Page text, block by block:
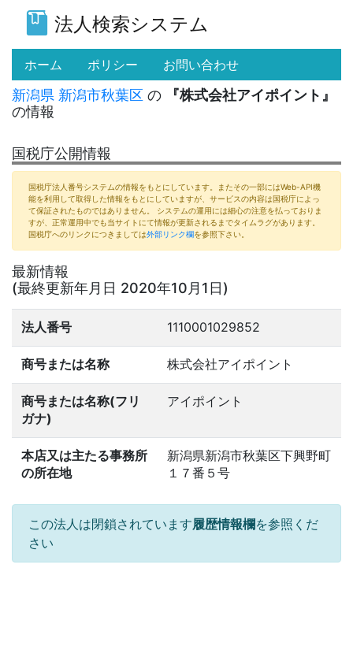
法人検索システム
ホーム (current)
ポリシー お問い合わせ
新潟県 新潟市秋葉区 の
『株式会社アイポイント』
の情報
国税庁公開情報
国税庁法人番号システムの情報をもとにしています。またその一部にはWeb-API機
能を利用して取得した情報をもとにしていますが、サービスの内容は国税庁によっ
て保証されたものではありません。 システムの運用には細心の注意を払っておりま
すが、正常運用中でも当サイトにて情報が更新されるまでタイムラグがあります。
国税庁へのリンクにつきましては外部リンク欄を参照下さい。
最新情報
(最終更新年月日 2020年10月1日)
法人番号 1110001029852
商号または名称 株式会社アイポイント
商号または名称(フリ
ガナ)
アイポイント
本店又は主たる事務所
の所在地
新潟県新潟市秋葉区下興野町
１７番５号
この法人は閉鎖されています履歴情報欄を参照くだ
さい